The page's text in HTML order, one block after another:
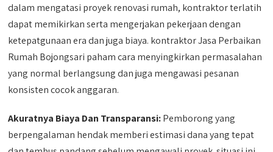
dalam mengatasi proyek renovasi rumah, kontraktor terlatih
dapat memikirkan serta mengerjakan pekerjaan dengan
ketepatgunaan era dan juga biaya. kontraktor Jasa Perbaikan
Rumah Bojongsari paham cara menyingkirkan permasalahan
yang normal berlangsung dan juga mengawasi pesanan
konsisten cocok anggaran.
Akuratnya Biaya Dan Transparansi:Pemborong yang
berpengalaman hendak memberi estimasi dana yang tepat